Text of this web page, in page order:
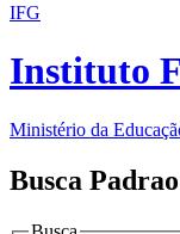
IFG
Instituto
Ministério da
Busca Padrao